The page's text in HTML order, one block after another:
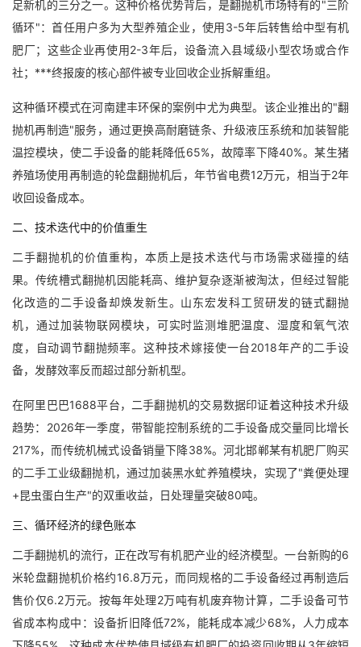
足新机的三分之一。这种价格优势背后，是翻抛机市场特有的"三阶
循环"：首任用户多为大型养殖企业，使用3-5年后转售给中型有机
肥厂；这些企业再使用2-3年后，设备流入县域级小型农场或合作
社；***终报废的核心部件被专业回收企业拆解重组。
这种循环模式在河南建丰环保的案例中尤为典型。该企业推出的"翻
抛机再制造"服务，通过更换高耐磨链条、升级液压系统和加装智能
温控模块，使二手设备的能耗降低65%，故障率下降40%。某生猪
养殖场使用再制造的轮盘翻抛机后，年节省电费12万元，相当于2年
收回设备成本。
二、技术迭代中的价值重生
二手翻抛机的价值重构，本质上是技术迭代与市场需求碰撞的结
果。传统槽式翻抛机因能耗高、维护复杂逐渐被淘汰，但经过智能
化改造的二手设备却焕发新生。山东宏发科工贸研发的链式翻抛
机，通过加装物联网模块，可实时监测堆肥温度、湿度和氧气浓
度，自动调节翻抛频率。这种技术嫁接使一台2018年产的二手设
备，发酵效率反而超过部分新机型。
在阿里巴巴1688平台，二手翻抛机的交易数据印证着这种技术升级
趋势：2026年一季度，带智能控制系统的二手设备成交量同比增长
217%，而传统机械式设备销量下降38%。河北邯郸某有机肥厂购买
的二手工业级翻抛机，通过加装黑水虻养殖模块，实现了"粪便处理
+昆虫蛋白生产"的双重收益，日处理量突破80吨。
三、循环经济的绿色账本
二手翻抛机的流行，正在改写有机肥产业的经济模型。一台新购的6
米轮盘翻抛机价格约16.8万元，而同规格的二手设备经过再制造后
售价仅6.2万元。按每年处理2万吨有机废弃物计算，二手设备可节
省成本构成中：设备折旧降低72%，能耗成本减少68%，人力成本